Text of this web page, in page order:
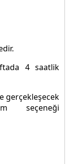
4 saatlik
gerçekleşecek
seçeneği